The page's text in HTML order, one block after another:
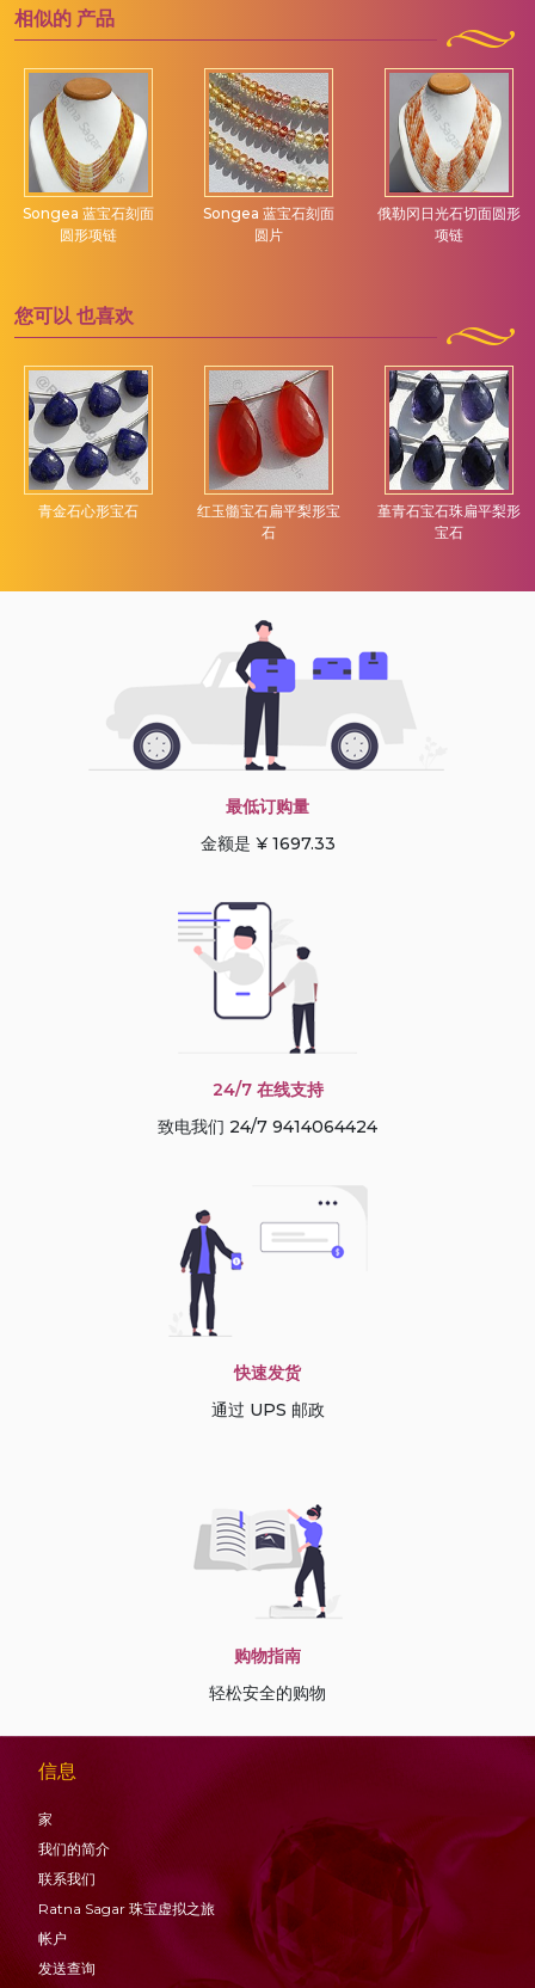
相似的 产品
Songea 蓝宝石刻面
圆形项链
Songea 蓝宝石刻面
圆片
俄勒冈日光石切面圆形
项链
您可以 也喜欢
青金石心形宝石
红玉髓宝石扁平梨形宝
石
堇青石宝石珠扁平梨形
宝石
最低订购量
金额是 ¥ 1697.33
24/7 在线支持
致电我们 24/7 9414064424
快速发货
通过 UPS 邮政
购物指南
轻松安全的购物
信息
家
我们的简介
联系我们
Ratna Sagar 珠宝虚拟之旅
帐户
发送查询